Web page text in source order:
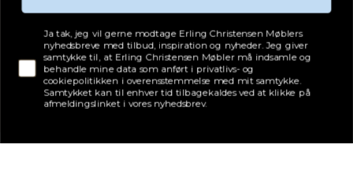
Adresse
Erling Christensen Møbler A/S
Hørmestedvej 342
9870 Sindal
Tjekboks samtykke
Ja tak, jeg vil gerne modtage Erling Christensen Møblers
nyhedsbreve med tilbud, inspiration og nyheder. Jeg giver
samtykke til, at Erling Christensen Møbler må indsamle og
behandle mine data som anført i privatlivs- og
cookiepolitikken i overensstemmelse med mit samtykke.
Samtykket kan til enhver tid tilbagekaldes ved at klikke på
afmeldingslinket i vores nyhedsbrev.